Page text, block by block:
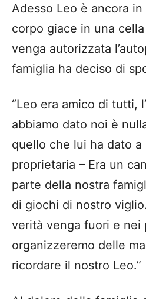
Adesso Leo è ancora
corpo giace in una
venga autorizzata
famiglia ha deciso di
“Leo era amico di tutti,
abbiamo dato noi è
quello che lui ha dato a
proprietaria – Era un
parte della nostra
di giochi di nostro
verità venga fuori e nei
organizzeremo delle
ricordare il nostro Leo.”